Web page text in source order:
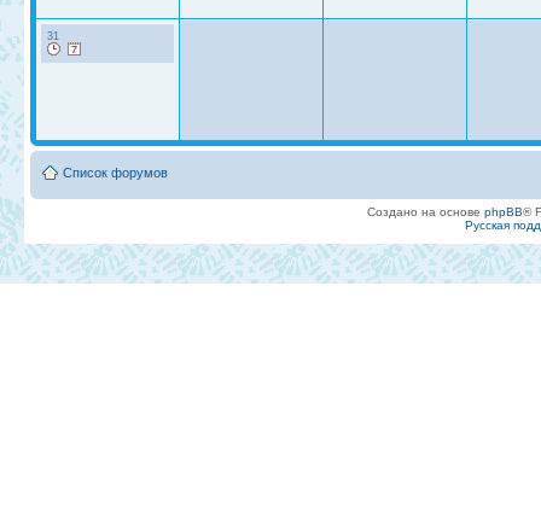
31
Список форумов
Создано на основе phpBB®
Русская